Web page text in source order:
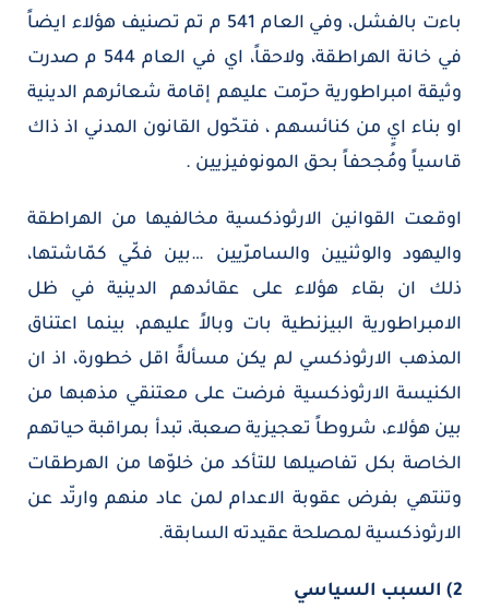
باءت بالفشل، وفي العام 541 م تم تصنيف هؤلاء ايضاً
في خانة الهراطقة، ولاحقاً، اي في العام 544 م صدرت
وثيقة امبراطورية حرّمت عليهم إقامة شعائرهم الدينية
او بناء ايٍ من كنائسهم ، فتحّول القانون المدني اذ ذاك
قاسياً ومُجحفاً بحق المونوفيزيين .
اوقعت القوانين الارثوذكسية مخالفيها من الهراطقة
واليهود والوثنيين والسامرّيين …بين فكّي كمّاشتها،
ذلك ان بقاء هؤلاء على عقائدهم الدينية في ظل
الامبراطورية البيزنطية بات وبالاً عليهم، بينما اعتناق
المذهب الارثوذكسي لم يكن مسألةً اقل خطورة، اذ ان
الكنيسة الارثوذكسية فرضت على معتنقي مذهبها من
بين هؤلاء، شروطاً تعجيزية صعبة، تبدأ بمراقبة حياتهم
الخاصة بكل تفاصيلها للتأكد من خلوّها من الهرطقات
وتنتهي بفرض عقوبة الاعدام لمن عاد منهم وارتّد عن
الارثوذكسية لمصلحة عقيدته السابقة.
2) السبب السياسي